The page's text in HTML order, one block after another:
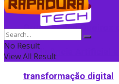
Grupo Edson Queiroz
Inteligência Artificial e
transformação digital
No Result
View All Result